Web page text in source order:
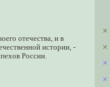
отечества, и в
истории, -
России.